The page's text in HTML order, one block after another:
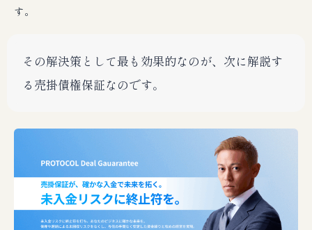
す。
その解決策として最も効果的なのが、次に解説す
る売掛債権保証なのです。